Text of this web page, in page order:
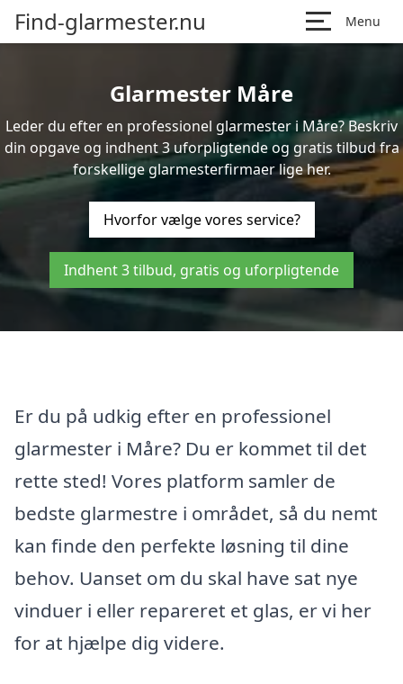
Find-glarmester.nu Menu
Glarmester Måre
Leder du efter en professionel glarmester i Måre? Beskriv
din opgave og indhent 3 uforpligtende og gratis tilbud fra
forskellige glarmesterfirmaer lige her.
Hvorfor vælge vores service?
Indhent 3 tilbud, gratis og uforpligtende
Er du på udkig efter en professionel
glarmester i Måre? Du er kommet til det
rette sted! Vores platform samler de
bedste glarmestre i området, så du nemt
kan finde den perfekte løsning til dine
behov. Uanset om du skal have sat nye
vinduer i eller repareret et glas, er vi her
for at hjælpe dig videre.